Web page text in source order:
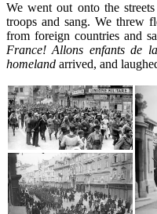
We went out onto the
troops and sang. We threw
from foreign countries and
France! Allons enfants de
homeland arrived, and